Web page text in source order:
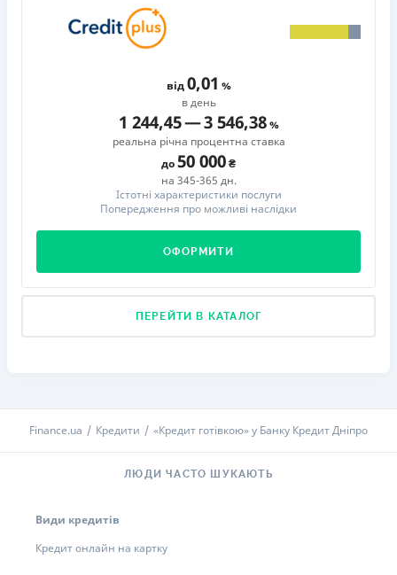
від0,01
в день
1 244,45—3 546,38
реальна річна процентна ставка
до50 000
на 345-365 дн.
Істотні характеристики послуги
Попередження про можливі наслідки
ОФОРМИТИ
ПЕРЕЙТИ В КАТАЛОГ
Finance.ua Кредити «Кредит готівкою» у Банку Кредит Дніпро
ЛЮДИ ЧАСТО ШУКАЮТЬ
Види кредитів
Кредит онлайн на картку